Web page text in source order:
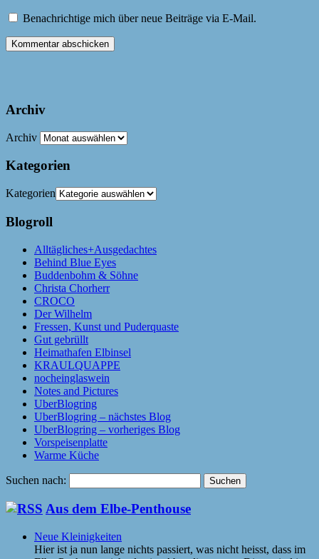
Benachrichtige mich über neue Beiträge via E-Mail.
Archiv
Archiv
Kategorien
Kategorien
Blogroll
Alltägliches+Ausgedachtes
Behind Blue Eyes
Buddenbohm & Söhne
Christa Chorherr
CROCO
Der Wilhelm
Fressen, Kunst und Puderquaste
Gut gebrüllt
Heimathafen Elbinsel
KRAULQUAPPE
nocheinglaswein
Notes and Pictures
UberBlogring
UberBlogring – nächstes Blog
UberBlogring – vorheriges Blog
Vorspeisenplatte
Warme Küche
Suchen nach:
Aus dem Elbe-Penthouse
Neue Kleinigkeiten
Hier ist ja nun lange nichts passiert, was nicht heisst, dass im